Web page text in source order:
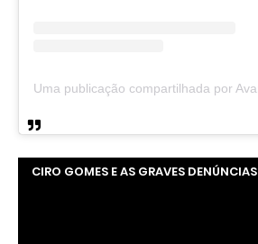
CIRO GOMES E AS GRAVES DENÚNCIAS